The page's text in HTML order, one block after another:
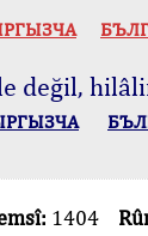
değil,
1404